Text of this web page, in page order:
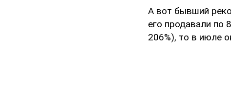
А вот бывший
его продавали по
206%), то в июле